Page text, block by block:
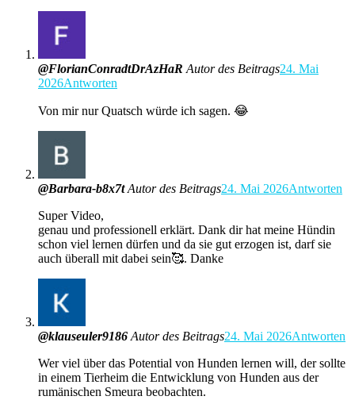
@FlorianConradtDrAzHaR Autor des Beitrags24. Mai
2026Antworten
Von mir nur Quatsch würde ich sagen. 😂
@Barbara-b8x7t Autor des Beitrags24. Mai 2026Antworten
Super Video,
genau und professionell erklärt. Dank dir hat meine Hündin
schon viel lernen dürfen und da sie gut erzogen ist, darf sie
auch überall mit dabei sein🥰. Danke
@klauseuler9186 Autor des Beitrags24. Mai 2026Antworten
Wer viel über das Potential von Hunden lernen will, der sollte
in einem Tierheim die Entwicklung von Hunden aus der
rumänischen Smeura beobachten.